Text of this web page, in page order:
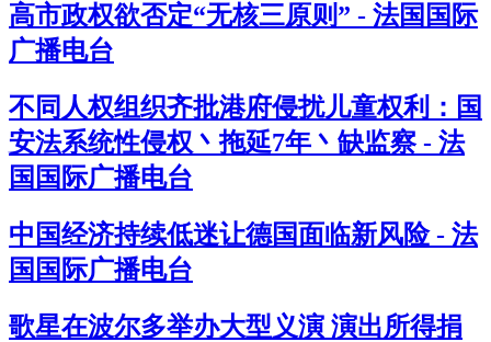
高市政权欲否定“无核三原则” - 法国国际
广播电台
不同人权组织齐批港府侵扰儿童权利：国
安法系统性侵权丶拖延7年丶缺监察 - 法
国国际广播电台
中国经济持续低迷让德国面临新风险 - 法
国国际广播电台
歌星在波尔多举办大型义演 演出所得捐